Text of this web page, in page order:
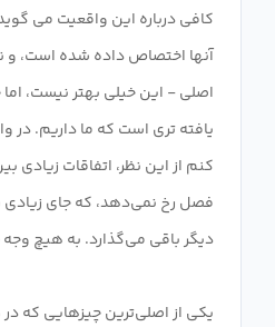
کافی درباره این واقعیت می
آنها اختصاص داده شده است، و
اصلی - این خیلی بهتر نیست،
یافته تری است که ما داریم. در
کنم از این نظر، اتفاقات زیادی
فصل رخ نمی‌دهد، که جای زیادی
یکی از اصلی‌ترین چیزهایی که در